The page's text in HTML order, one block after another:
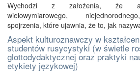
Wychodzi z założenia, że
wielowymiarowego,
spojrzenia, które ujawnia, że to, jak
Aspekt kulturoznawczy w
studentów rusycystyki (w świetle
glottodydaktycznej oraz praktyki
etykiety językowej)